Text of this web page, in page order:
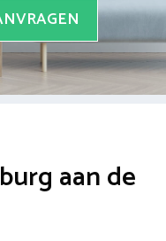
aan de